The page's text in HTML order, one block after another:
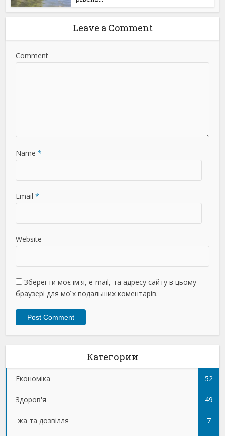
Leave a Comment
Comment
Name *
Email *
Website
Зберегти моє ім'я, e-mail, та адресу сайту в цьому
браузері для моїх подальших коментарів.
Категории
Економіка 52
Здоров'я 49
Їжа та дозвілля 7